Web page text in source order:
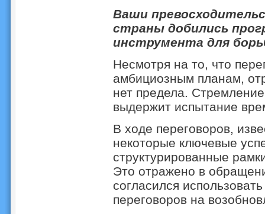
Ваши
страны добились
инструмента для
Несмотря на то, что
амбициозным планам,
нет предела.
выдержит испытание
В ходе переговоров,
некоторые ключевые
структурированные
Это отражено в
согласился
переговоров на